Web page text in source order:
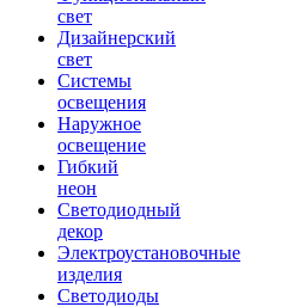
свет
Дизайнерский
свет
Системы
освещения
Наружное
освещение
Гибкий
неон
Светодиодный
декор
Электроустановочные
изделия
Светодиоды